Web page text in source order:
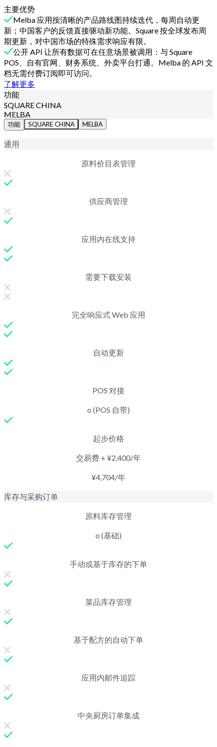
主要优势
Melba 应用按清晰的产品路线图持续迭代，每周自动更
新；中国客户的反馈直接驱动新功能。Square 按全球发布周
期更新，对中国市场的特殊需求响应有限。
公开 API 让所有数据可在任意场景被调用：与 Square
POS、自有官网、财务系统、外卖平台打通。Melba 的 API 文
档无需付费订阅即可访问。
了解更多
功能
SQUARE CHINA
MELBA
功能 SQUARE CHINA MELBA
通用
原料价目表管理
供应商管理
应用内在线支持
需要下载安装
完全响应式 Web 应用
自动更新
POS 对接
o (POS 自带)
起步价格
交易费 + ¥2,400/年
¥4,704/年
库存与采购订单
原料库存管理
o (基础)
手动或基于库存的下单
菜品库存管理
基于配方的自动下单
应用内邮件追踪
中央厨房订单集成